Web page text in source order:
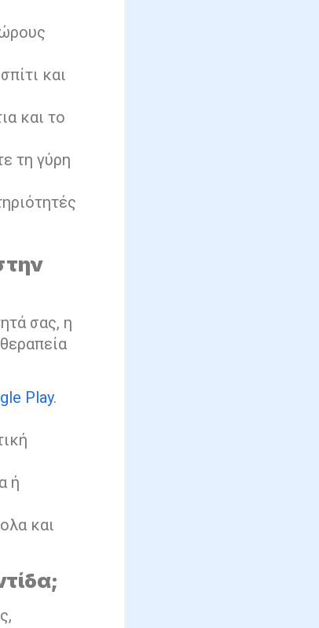
και
και το
τη γύρη
σας, η
Play.
ή
και